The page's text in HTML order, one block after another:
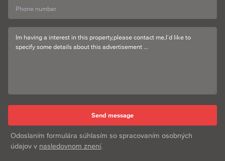
Odoslaním formulára súhlasím so spracovaním osobných
údajov v nasledovnom znení.